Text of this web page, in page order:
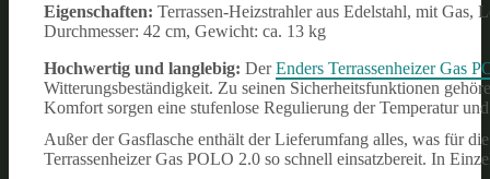
Eigenschaften: Terrassen-Heizstrahler aus Edelstahl, mit Gas,
Durchmesser: 42 cm, Gewicht: ca. 13 kg
Hochwertig und langlebig: DerEnders Terrassenheizer Gas
Witterungsbeständigkeit. Zu seinen Sicherheitsfunktionen
Komfort sorgen eine stufenlose Regulierung der Temperatur
Außer der Gasflasche enthält der Lieferumfang alles, was für
Terrassenheizer Gas POLO 2.0 so schnell einsatzbereit. In